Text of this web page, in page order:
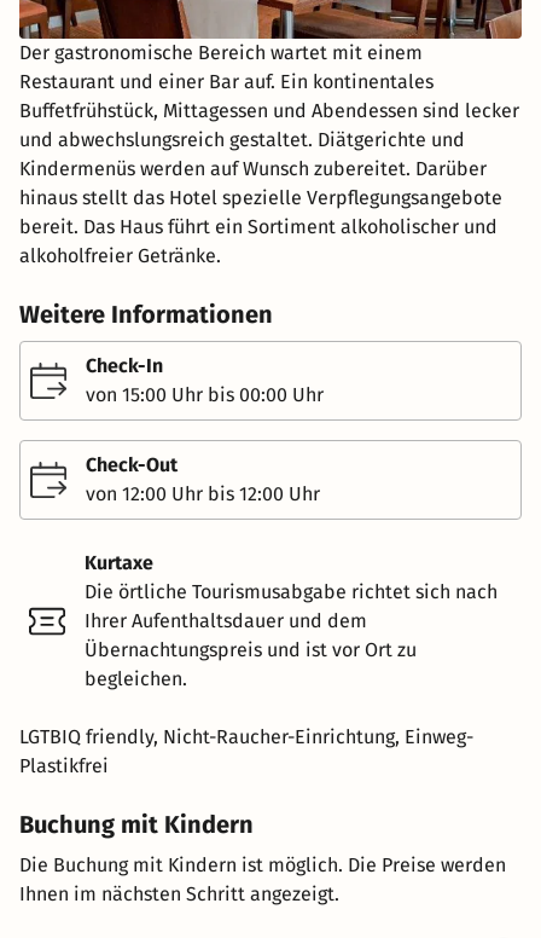
Der gastronomische Bereich wartet mit einem
Restaurant und einer Bar auf. Ein kontinentales
Buffetfrühstück, Mittagessen und Abendessen sind lecker
und abwechslungsreich gestaltet. Diätgerichte und
Kindermenüs werden auf Wunsch zubereitet. Darüber
hinaus stellt das Hotel spezielle Verpflegungsangebote
bereit. Das Haus führt ein Sortiment alkoholischer und
alkoholfreier Getränke.
Weitere Informationen
Check-In
von 15:00 Uhr bis 00:00 Uhr
Check-Out
von 12:00 Uhr bis 12:00 Uhr
Kurtaxe
Die örtliche Tourismusabgabe richtet sich nach
Ihrer Aufenthaltsdauer und dem
Übernachtungspreis und ist vor Ort zu
begleichen.
LGTBIQ friendly, Nicht-Raucher-Einrichtung, Einweg-
Plastikfrei
Buchung mit Kindern
Die Buchung mit Kindern ist möglich. Die Preise werden
Ihnen im nächsten Schritt angezeigt.